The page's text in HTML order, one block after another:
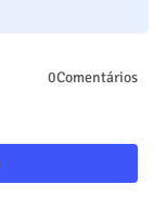
0Comentários